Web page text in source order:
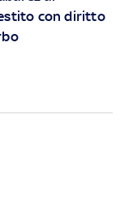
con diritto